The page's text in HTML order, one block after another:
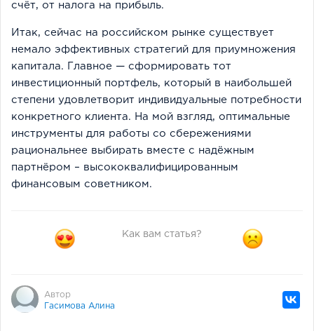
счёт, от налога на прибыль.
Итак, сейчас на российском рынке существует
немало эффективных стратегий для приумножения
капитала. Главное — сформировать тот
инвестиционный портфель, который в наибольшей
степени удовлетворит индивидуальные потребности
конкретного клиента. На мой взгляд, оптимальные
инструменты для работы со сбережениями
рациональнее выбирать вместе с надёжным
партнёром – высококвалифицированным
финансовым советником.
Как вам статья?
Автор
Гасимова Алина